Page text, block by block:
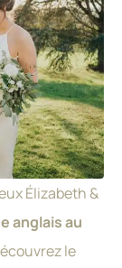
Élizabeth &
anglais au
le